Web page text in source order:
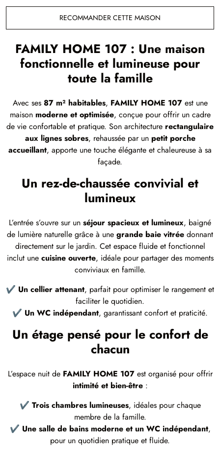
RECOMMANDER CETTE MAISON
FAMILY HOME 107 : Une maison
fonctionnelle et lumineuse pour
toute la famille
Avec ses 87 m² habitables, FAMILY HOME 107est une
maison moderne et optimisée, conçue pour offrir un cadre
de vie confortable et pratique. Son architecture rectangulaire
aux lignes sobres, rehaussée par un petit porche
accueillant, apporte une touche élégante et chaleureuse à sa
façade.
Un rez-de-chaussée convivial et
lumineux
L’entrée s’ouvre sur un séjour spacieux et lumineux, baigné
de lumière naturelle grâce à une grande baie vitrée donnant
directement sur le jardin. Cet espace fluide et fonctionnel
inclut une cuisine ouverte, idéale pour partager des moments
conviviaux en famille.
✔ Un cellier attenant, parfait pour optimiser le rangement et
faciliter le quotidien.
✔ Un WC indépendant, garantissant confort et praticité.
Un étage pensé pour le confort de
chacun
L’espace nuit de FAMILY HOME 107est organisé pour offrir
intimité et bien-être:
✔ Trois chambres lumineuses, idéales pour chaque
membre de la famille.
✔ Une salle de bains moderne et un WC indépendant,
pour un quotidien pratique et fluide.